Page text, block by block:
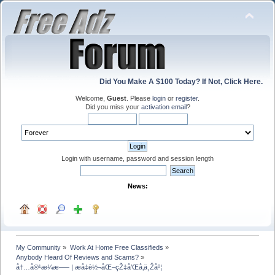
Did You Make A $100 Today? If Not, Click Here.
Welcome, Guest . Please login or register.
Did you miss your activation email?
Login with username, password and session length
News:
My Community » Work At Home Free Classifieds »
Anybody Heard Of Reviews and Scams? »
å†…å®¹æ¼æ–— | æå‡è½¬åŒ–çŽ‡å’Œå‚ä¸Žåº¦